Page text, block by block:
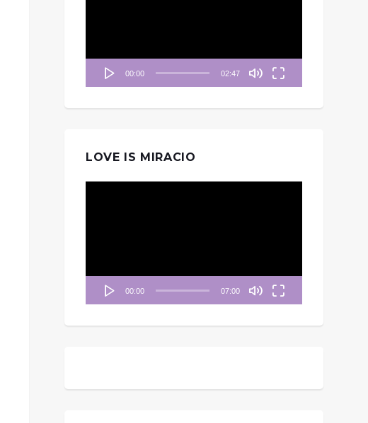
00:00 02:47
LOVE IS MIRACIO
00:00 07:00